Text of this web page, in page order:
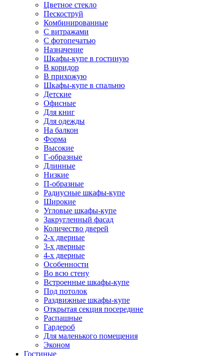
Цветное стекло
Пескоструй
Комбинированные
С витражами
С фотопечатью
Назначение
Шкафы-купе в гостиную
В коридор
В прихожую
Шкафы-купе в спальню
Детские
Офисные
Для книг
Для одежды
На балкон
Форма
Высокие
Г-образные
Длинные
Низкие
П-образные
Радиусные шкафы-купе
Широкие
Угловые шкафы-купе
Закругленный фасад
Количество дверей
2-х дверные
3-х дверные
4-х дверные
Особенности
Во всю стену
Встроенные шкафы-купе
Под потолок
Раздвижные шкафы-купе
Открытая секция посередине
Распашные
Гардероб
Для маленького помещения
Эконом
Гостиные